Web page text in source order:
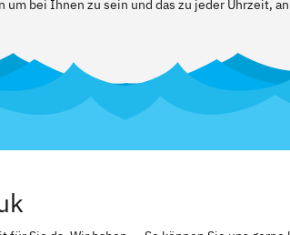
bei Ihnen zu sein und das zu jeder Uhrzeit,